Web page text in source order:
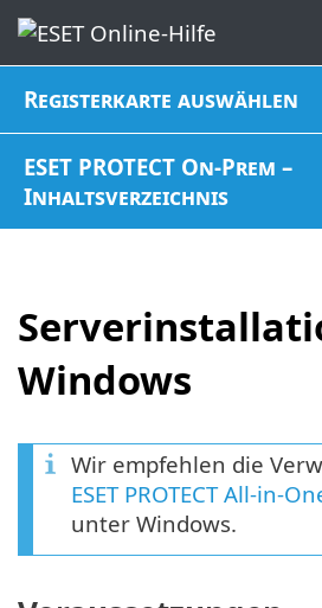
Registerkarte auswählen
ESET PROTECT On-Prem –
Inhaltsverzeichnis
Windows
Wir empfehlen die
ESET PROTECT All-in-
unter Windows.